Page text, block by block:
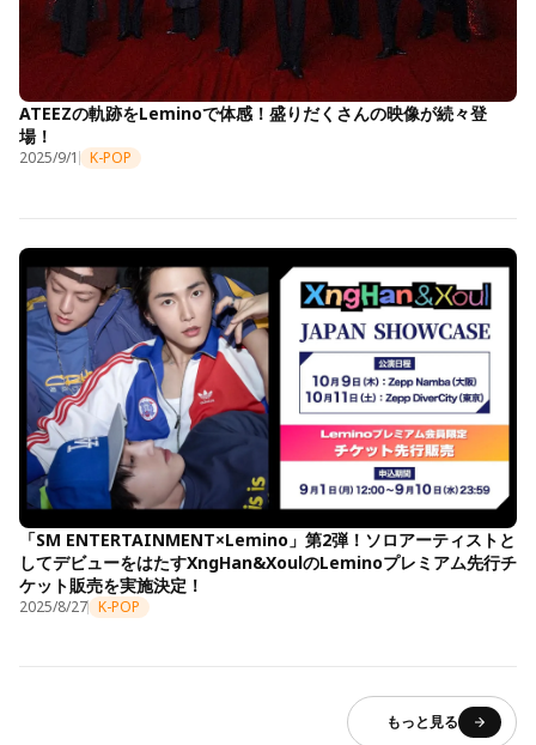
ATEEZの軌跡をLeminoで体感！盛りだくさんの映像が続々登
場！
2025/9/1 K-POP
「SM ENTERTAINMENT×Lemino」第2弾！ソロアーティストと
してデビューをはたすXngHan&XoulのLeminoプレミアム先行チ
ケット販売を実施決定！
2025/8/27 K-POP
もっと見る